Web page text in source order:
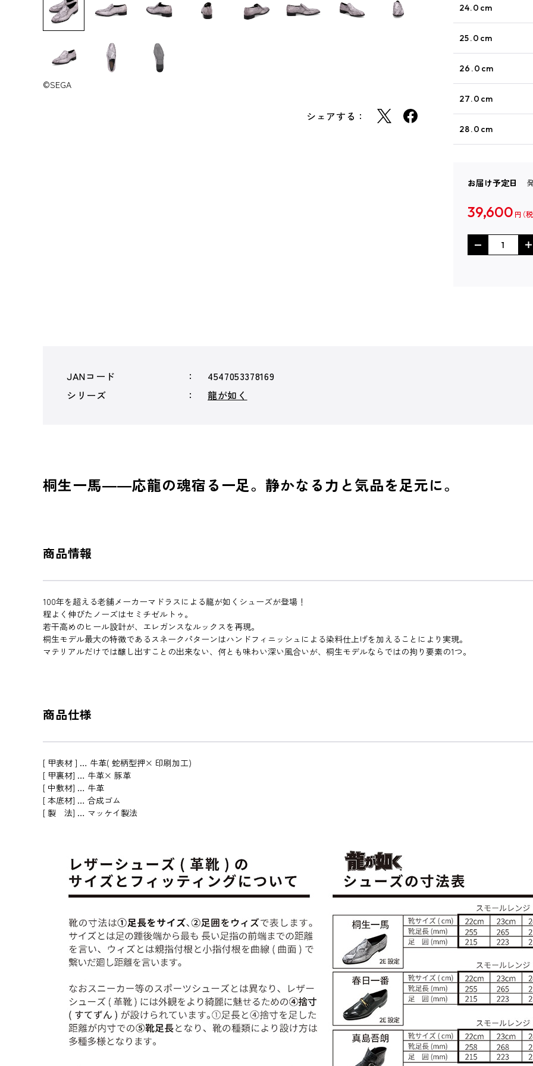
©SEGA
シェアする：
24.0cm
25.0cm
26.0cm
27.0cm
28.0cm
お届け予定日
39,600 円
JANコード
4547053378169
シリーズ
龍が如く
桐生一馬――応龍の魂宿る一足。静かなる力と気品を足元に。
商品情報
100年を超える老舗メーカーマドラスによる龍が如くシューズが登場！
程よく伸びたノーズはセミチゼルトゥ。
若干高めのヒール設計が、エレガンスなルックスを再現。
桐生モデル最大の特徴であるスネークパターンはハンドフィニッシュによる染料仕上げを加えることにより実現。
マテリアルだけでは醸し出すことの出来ない、何とも味わい深い風合いが、桐生モデルならではの拘り要素の1つ。
商品仕様
[ 甲表材 ] … 牛革( 蛇柄型押× 印刷加工)
[ 甲裏材] … 牛革× 豚革
[ 中敷材] … 牛革
[ 本底材] … 合成ゴム
[ 製 法] … マッケイ製法